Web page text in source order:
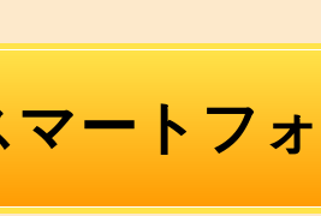
マートフ